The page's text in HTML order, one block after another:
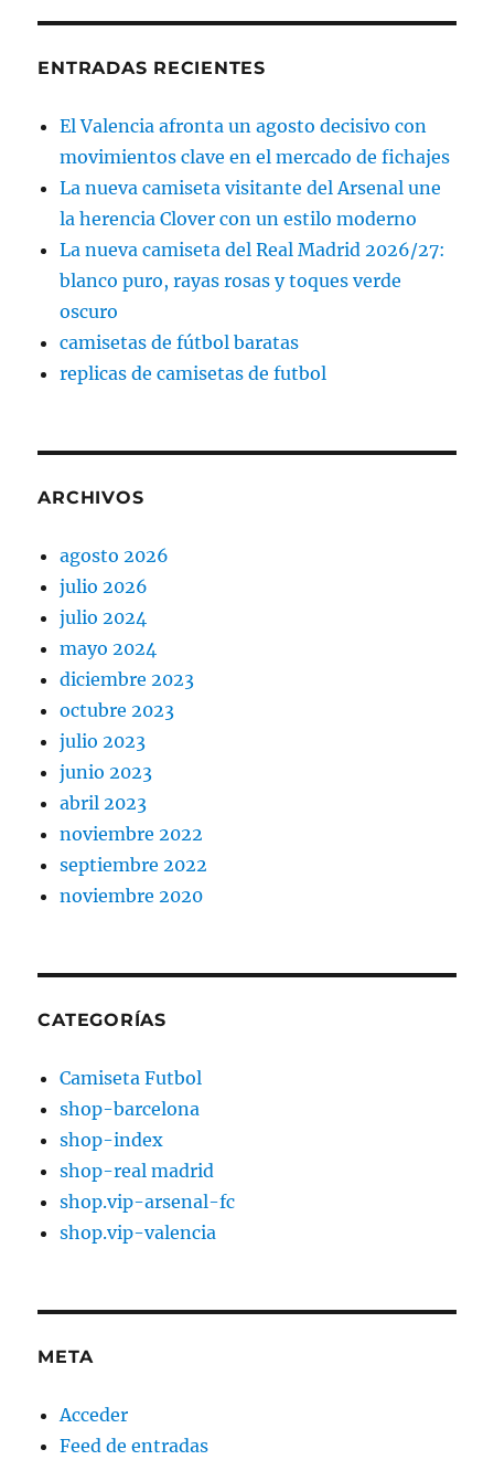
ENTRADAS RECIENTES
El Valencia afronta un agosto decisivo con
movimientos clave en el mercado de fichajes
La nueva camiseta visitante del Arsenal une
la herencia Clover con un estilo moderno
La nueva camiseta del Real Madrid 2026/27:
blanco puro, rayas rosas y toques verde
oscuro
camisetas de fútbol baratas
replicas de camisetas de futbol
ARCHIVOS
agosto 2026
julio 2026
julio 2024
mayo 2024
diciembre 2023
octubre 2023
julio 2023
junio 2023
abril 2023
noviembre 2022
septiembre 2022
noviembre 2020
CATEGORÍAS
Camiseta Futbol
shop-barcelona
shop-index
shop-real madrid
shop.vip-arsenal-fc
shop.vip-valencia
META
Acceder
Feed de entradas